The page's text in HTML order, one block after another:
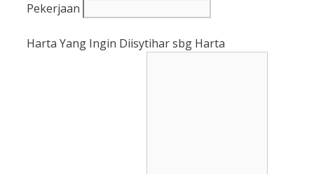
Pekerjaan
Harta Yang Ingin Diisytihar sbg Harta